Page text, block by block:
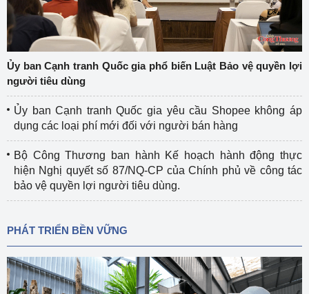
Ủy ban Cạnh tranh Quốc gia phổ biến Luật Bảo vệ quyền lợi
người tiêu dùng
Ủy ban Cạnh tranh Quốc gia yêu cầu Shopee không áp
dụng các loại phí mới đối với người bán hàng
Bộ Công Thương ban hành Kế hoạch hành động thực
hiện Nghị quyết số 87/NQ-CP của Chính phủ về công tác
bảo vệ quyền lợi người tiêu dùng.
PHÁT TRIỂN BỀN VỮNG